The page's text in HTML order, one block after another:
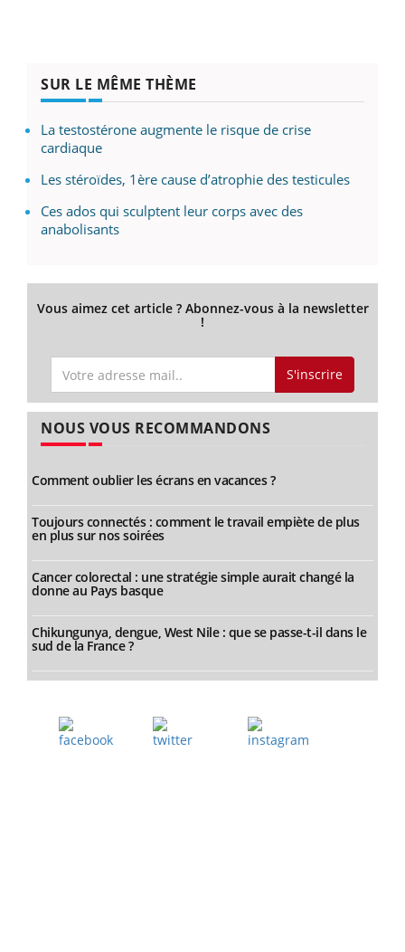
SUR LE MÊME THÈME
La testostérone augmente le risque de crise
cardiaque
Les stéroïdes, 1ère cause d’atrophie des testicules
Ces ados qui sculptent leur corps avec des
anabolisants
Vous aimez cet article ? Abonnez-vous à la newsletter
!
S'inscrire
NOUS VOUS RECOMMANDONS
Comment oublier les écrans en vacances ?
Toujours connectés : comment le travail empiète de plus
en plus sur nos soirées
Cancer colorectal : une stratégie simple aurait changé la
donne au Pays basque
Chikungunya, dengue, West Nile : que se passe-t-il dans le
sud de la France ?